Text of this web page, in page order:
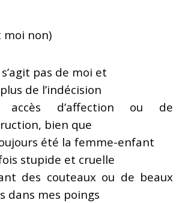
moi non)
pas de moi et
de l’indécision
accès d’affection ou de
bien que
été la femme-enfant
stupide et cruelle
des couteaux ou de beaux
dans mes poings